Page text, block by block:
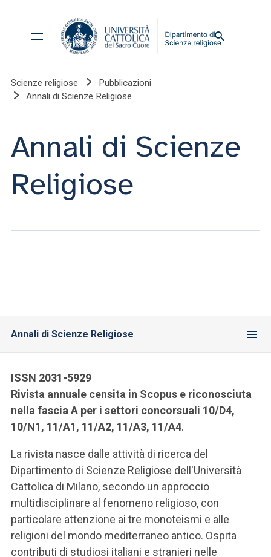
Scienze religiose
Pubblicazioni
Annali di Scienze Religiose
Annali di Scienze
Religiose
Annali di Scienze Religiose
ISSN 2031-5929
Rivista annuale censita in Scopus e riconosciuta
nella fascia A per i settori concorsuali 10/D4,
10/N1, 11/A1, 11/A2, 11/A3, 11/A4.
La rivista nasce dalle attività di ricerca del
Dipartimento di Scienze Religiose dell'Università
Cattolica di Milano, secondo un approccio
multidisciplinare al fenomeno religioso, con
particolare attenzione ai tre monoteismi e alle
religioni del mondo mediterraneo antico. Ospita
contributi di studiosi italiani e stranieri nelle